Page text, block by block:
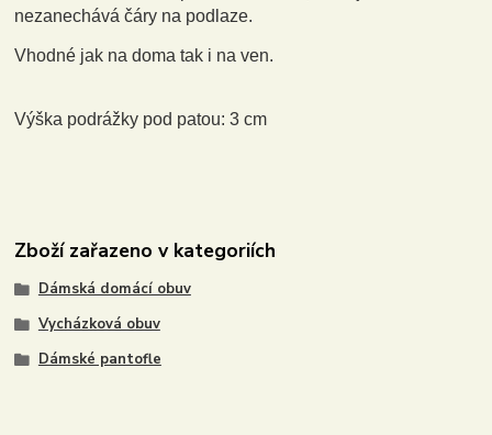
nezanechává čáry na podlaze.
Vhodné jak na doma tak i na ven.
Výška podrážky pod patou: 3 cm
Zboží zařazeno v kategoriích
Dámská domácí obuv
Vycházková obuv
Dámské pantofle